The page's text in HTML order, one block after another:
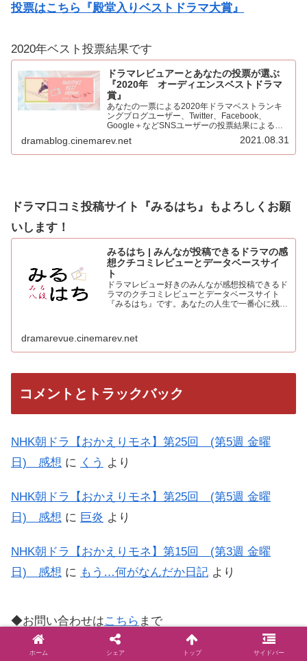
投票はこちら『殿堂入りベストドラマ大賞』
2020年ベスト投票結果です
ドラマレビュアーとあなたの投票が選ぶ
『2020年 オーディエンスベストドラマ
賞』
あなたの一票による2020年ドラマベストランキ
ングブログユーザー、Twitter、Facebook、
Google＋などSNSユーザーの投票結果による
2020年ベストドラマ。445票もの投票をいただき
心より感謝申し上げます！！集計の結果を発表…
dramablog.cinemarev.net 2021.08.31
ドラマ口コミ投稿サイト『みるはち』もよろしくお願
いします！
みるはち | みんなが投稿できるドラマの感
想クチコミレビューとデータベースサイ
ト
ドラマレビュー好きのみんなが感想投稿できるド
ラマのクチコミレビューとデータベースサイト
『みるはち』です。あなたの人生で一番心に残っ
dramarevue.cinemarev.net
コメントとトラックバック
NHK朝ドラ【おかえりモネ】第25回 (第5週 金曜
日) 感想 に くう より
NHK朝ドラ【おかえりモネ】第25回 (第5週 金曜
日) 感想 に 巨炎 より
NHK朝ドラ【おかえりモネ】第15回 (第3週 金曜
日) 感想 に もう…何がなんだか日記 より
◆お問い合わせはこちら まで
◆プライバシーポリシー
ホーム シェア トップ サイドバー